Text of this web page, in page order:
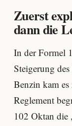
Zuerst
dann die
In der Formel
Steigerung
Benzin kam
Reglement
102 Oktan die